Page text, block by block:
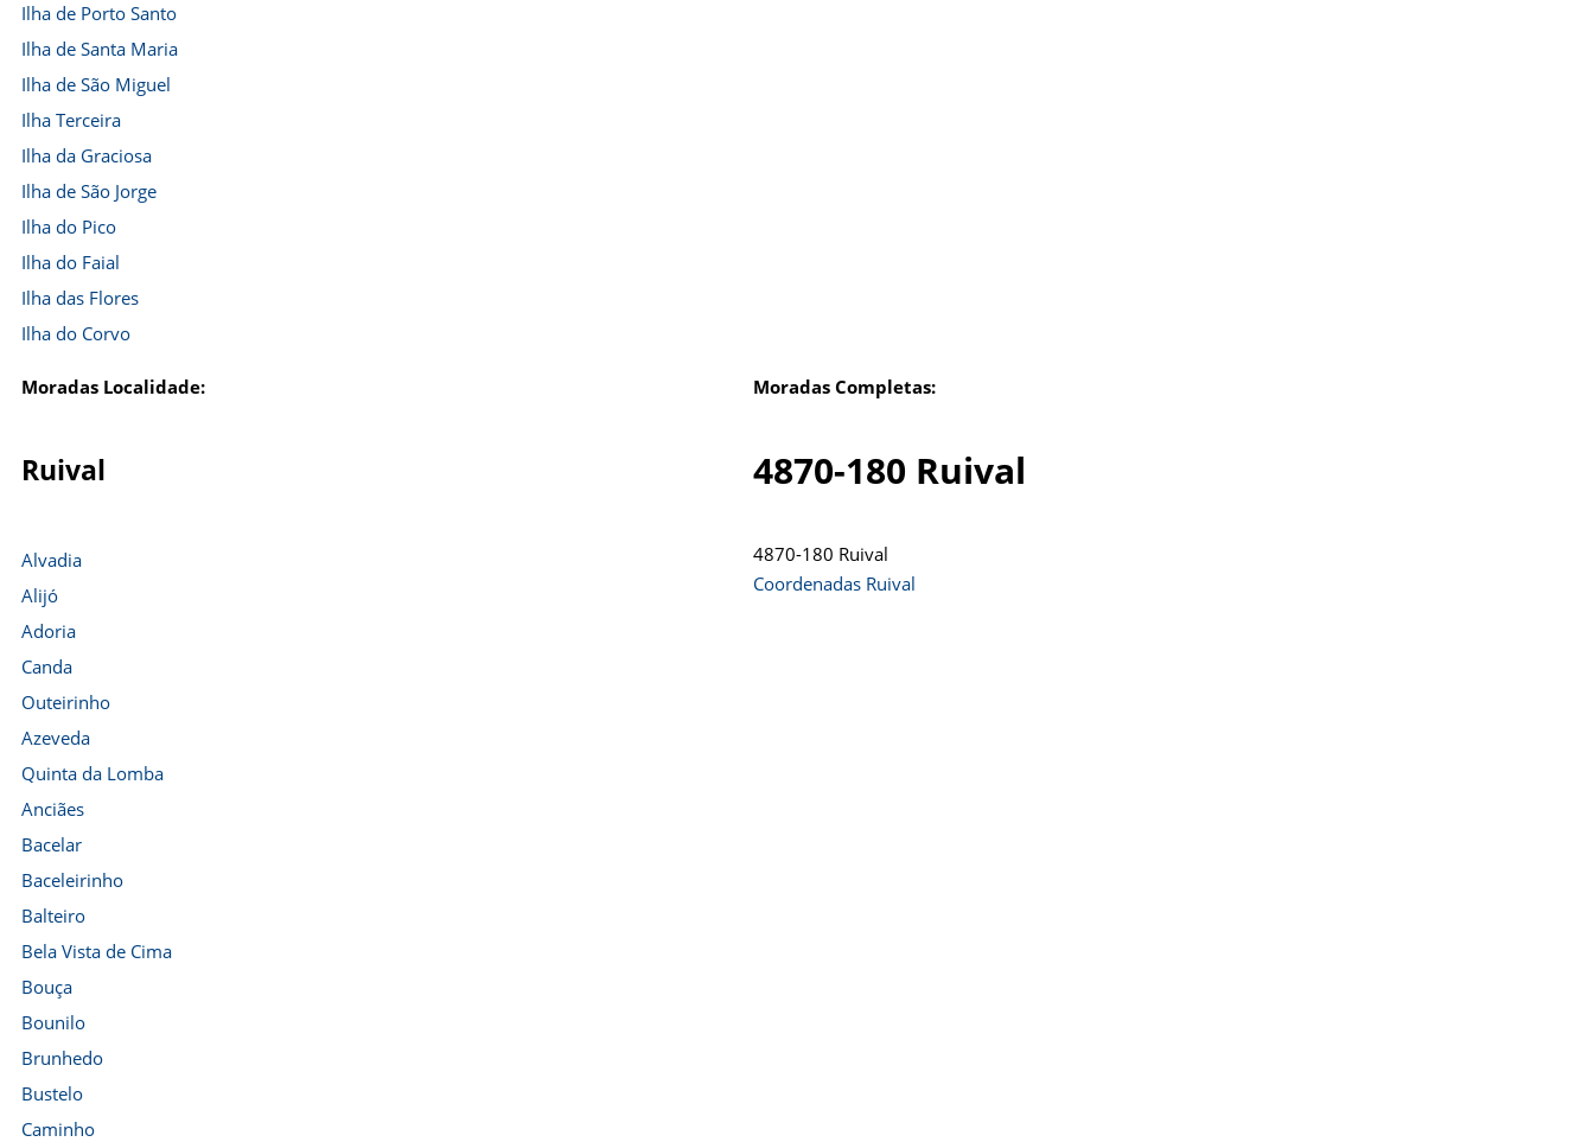
Ilha de Porto Santo
Ilha de Santa Maria
Ilha de São Miguel
Ilha Terceira
Ilha da Graciosa
Ilha de São Jorge
Ilha do Pico
Ilha do Faial
Ilha das Flores
Ilha do Corvo
Moradas Localidade: Moradas Completas:
Ruival 4870-180 Ruival
Alvadia
Alijó
Adoria
Canda
Outeirinho
Azeveda
Quinta da Lomba
Anciães
Bacelar
Baceleirinho
Balteiro
Bela Vista de Cima
Bouça
Bounilo
Brunhedo
Bustelo
Caminho
4870-180 Ruival
Coordenadas Ruival